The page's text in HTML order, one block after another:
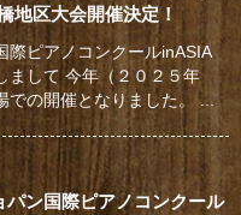
区大会開催決定！
際ピアノコンクールinASIA
まして 今年（２０２５年
での開催となりました。 ...
パン国際ピアノコンクール